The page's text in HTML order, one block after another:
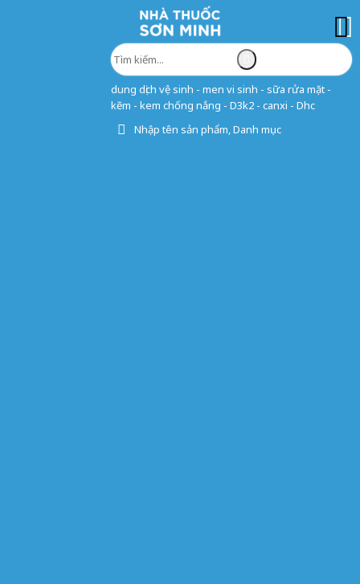
dung dịch vệ sinh - men vi sinh - sữa rửa mặt -
kẽm - kem chống nắng - D3k2 - canxi - Dhc
Nhập tên sản phẩm, Danh mục